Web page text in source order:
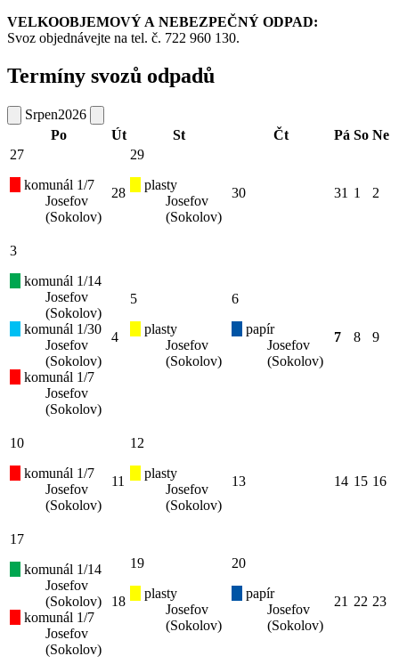
VELKOOBJEMOVÝ A NEBEZPEČNÝ ODPAD:
Svoz objednávejte na tel. č. 722 960 130.
Termíny svozů odpadů
Srpen2026
Po
Út St Čt Pá So Ne
27
komunál 1/7
Josefov
(Sokolov)
28
29
plasty
Josefov
(Sokolov)
30 31 1 2
3
komunál 1/14
Josefov
(Sokolov)
komunál 1/30
Josefov
(Sokolov)
komunál 1/7
Josefov
(Sokolov)
4
5
plasty
Josefov
(Sokolov)
6
papír
Josefov
(Sokolov)
7 8 9
10
komunál 1/7
Josefov
(Sokolov)
11
12
plasty
Josefov
(Sokolov)
13 14 15 16
17
komunál 1/14
Josefov
(Sokolov)
komunál 1/7
Josefov
(Sokolov)
18
19
plasty
Josefov
(Sokolov)
20
papír
Josefov
(Sokolov)
21 22 23